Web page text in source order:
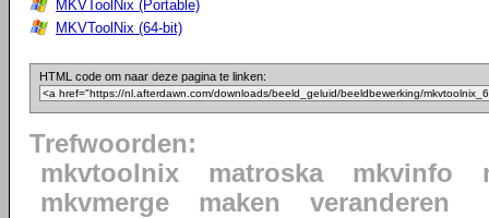
MKVToolNix (Portable)
MKVToolNix (64-bit)
HTML code om naar deze pagina te linken:
Trefwoorden:
mkvtoolnix
matroska mkvinfo
mkvmerge
maken veranderen